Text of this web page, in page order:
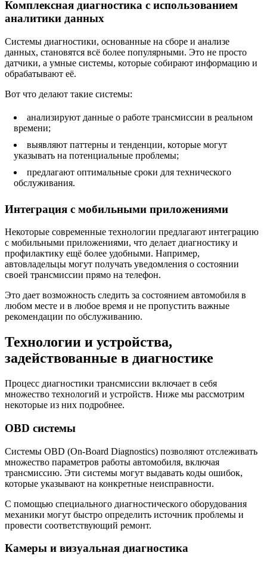
Комплексная диагностика с использованием
аналитики данных
Системы диагностики, основанные на сборе и анализе
данных, становятся всё более популярными. Это не просто
датчики, а умные системы, которые собирают информацию и
обрабатывают её.
Вот что делают такие системы:
анализируют данные о работе трансмиссии в реальном
времени;
выявляют паттерны и тенденции, которые могут
указывать на потенциальные проблемы;
предлагают оптимальные сроки для технического
обслуживания.
Интеграция с мобильными приложениями
Некоторые современные технологии предлагают интеграцию
с мобильными приложениями, что делает диагностику и
профилактику ещё более удобными. Например,
автовладельцы могут получать уведомления о состоянии
своей трансмиссии прямо на телефон.
Это дает возможность следить за состоянием автомобиля в
любом месте и в любое время и не пропустить важные
рекомендации по обслуживанию.
Технологии и устройства,
задействованные в диагностике
Процесс диагностики трансмиссии включает в себя
множество технологий и устройств. Ниже мы рассмотрим
некоторые из них подробнее.
OBD системы
Системы OBD (On-Board Diagnostics) позволяют отслеживать
множество параметров работы автомобиля, включая
трансмиссию. Эти системы могут выдавать коды ошибок,
которые указывают на конкретные неисправности.
С помощью специального диагностического оборудования
механики могут быстро определить источник проблемы и
провести соответствующий ремонт.
Камеры и визуальная диагностика